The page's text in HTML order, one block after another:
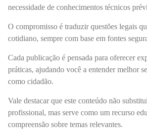
necessidade de conhecimentos técnicos
O compromisso é traduzir questões legais
cotidiano, sempre com base em fontes
Cada publicação é pensada para oferecer
práticas, ajudando você a entender melhor
como cidadão.
Vale destacar que este conteúdo não
profissional, mas serve como um recurso
compreensão sobre temas relevantes.